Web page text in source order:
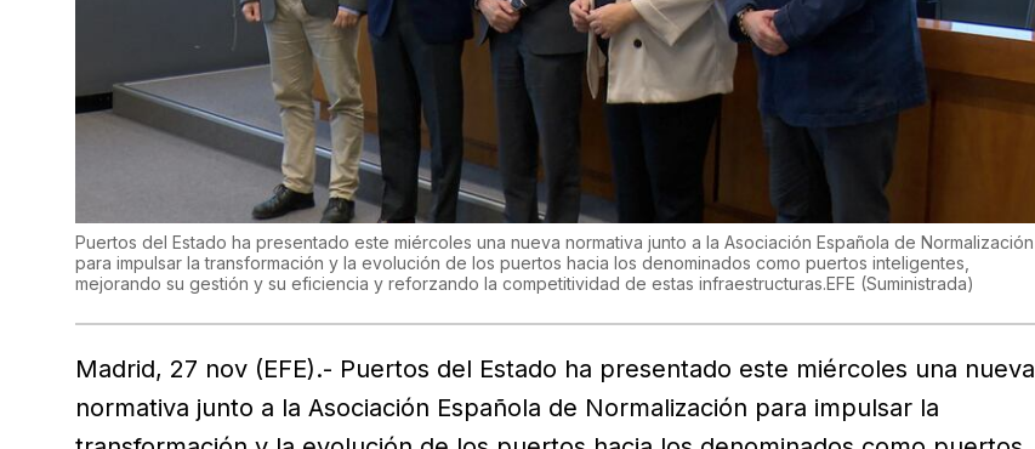
Puertos del Estado ha presentado este miércoles una nueva normativa junto a la Asociación Española de Normalización
para impulsar la transformación y la evolución de los puertos hacia los denominados como puertos inteligentes,
mejorando su gestión y su eficiencia y reforzando la competitividad de estas infraestructuras.EFE (Suministrada)
Madrid, 27 nov (EFE).- Puertos del Estado ha presentado este miércoles una nueva
normativa junto a la Asociación Española de Normalización para impulsar la